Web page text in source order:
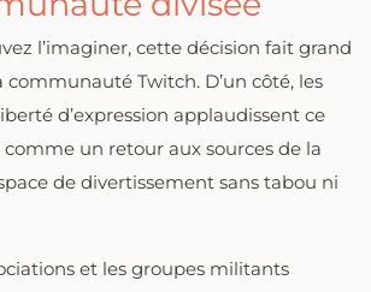
l’imaginer, cette décision fait grand
Twitch. D’un côté, les
d’expression applaudissent ce
comme un retour aux sources de la
de divertissement sans tabou ni
et les groupes militants